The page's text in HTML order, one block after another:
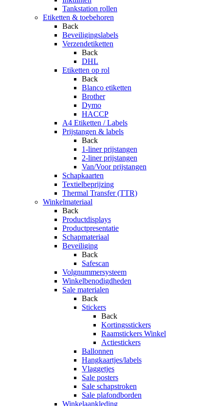
Tankstation rollen
Etiketten & toebehoren
Back
Beveiligingslabels
Verzendetiketten
Back
DHL
Etiketten op rol
Back
Blanco etiketten
Brother
Dymo
HACCP
A4 Etiketten / Labels
Prijstangen & labels
Back
1-liner prijstangen
2-liner prijstangen
Van/Voor prijstangen
Schapkaarten
Textielbeprijzing
Thermal Transfer (TTR)
Winkelmateriaal
Back
Productdisplays
Productpresentatie
Schapmateriaal
Beveiliging
Back
Safescan
Volgnummersysteem
Winkelbenodigdheden
Sale materialen
Back
Stickers
Back
Kortingsstickers
Raamstickers Winkel
Actiestickers
Ballonnen
Hangkaartjes/labels
Vlaggetjes
Sale posters
Sale schapstroken
Sale plafondborden
Winkelaankleding